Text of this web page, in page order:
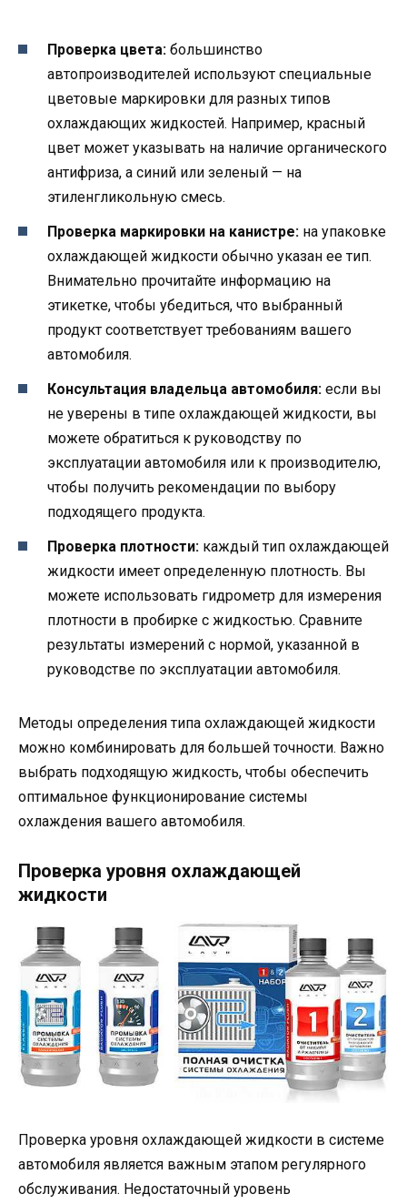
Проверка цвета: большинство
автопроизводителей используют специальные
цветовые маркировки для разных типов
охлаждающих жидкостей. Например, красный
цвет может указывать на наличие органического
антифриза, а синий или зеленый — на
этиленгликольную смесь.
Проверка маркировки на канистре: на упаковке
охлаждающей жидкости обычно указан ее тип.
Внимательно прочитайте информацию на
этикетке, чтобы убедиться, что выбранный
продукт соответствует требованиям вашего
автомобиля.
Консультация владельца автомобиля: если вы
не уверены в типе охлаждающей жидкости, вы
можете обратиться к руководству по
эксплуатации автомобиля или к производителю,
чтобы получить рекомендации по выбору
подходящего продукта.
Проверка плотности: каждый тип охлаждающей
жидкости имеет определенную плотность. Вы
можете использовать гидрометр для измерения
плотности в пробирке с жидкостью. Сравните
результаты измерений с нормой, указанной в
руководстве по эксплуатации автомобиля.
Методы определения типа охлаждающей жидкости
можно комбинировать для большей точности. Важно
выбрать подходящую жидкость, чтобы обеспечить
оптимальное функционирование системы
охлаждения вашего автомобиля.
Проверка уровня охлаждающей
жидкости
Проверка уровня охлаждающей жидкости в системе
автомобиля является важным этапом регулярного
обслуживания. Недостаточный уровень